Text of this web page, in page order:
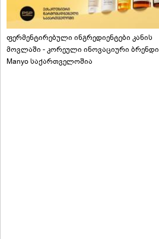
ფერმენტირებული ინგრედიენტები კანის
მოვლაში - კორეული ინოვაციური ბრენდი
Manyo საქართველოშია